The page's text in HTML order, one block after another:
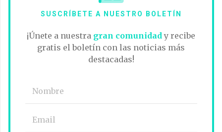
SUSCRÍBETE A NUESTRO BOLETÍN
¡Únete a nuestra gran comunidady recibe
gratis el boletín con las noticias más
destacadas!